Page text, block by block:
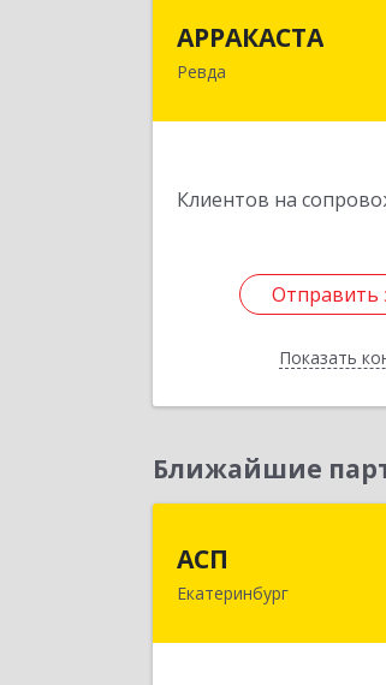
АРРАКАСТА
Ревда
Клиентов на
Отправить
Показать
623286,
Отправить
Назад
Ближайшие
АСП
Екатеринбург